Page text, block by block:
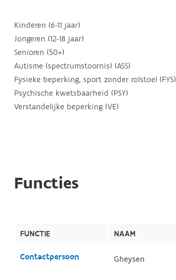
Kinderen (6-11 jaar)
Jongeren (12-18 jaar)
Senioren (50+)
Autisme (spectrumstoornis) (ASS)
Fysieke beperking, sport zonder rolstoel (FYS)
Psychische kwetsbaarheid (PSY)
Verstandelijke beperking (VE)
Functies
FUNCTIE NAAM
Contactpersoon Gheysen